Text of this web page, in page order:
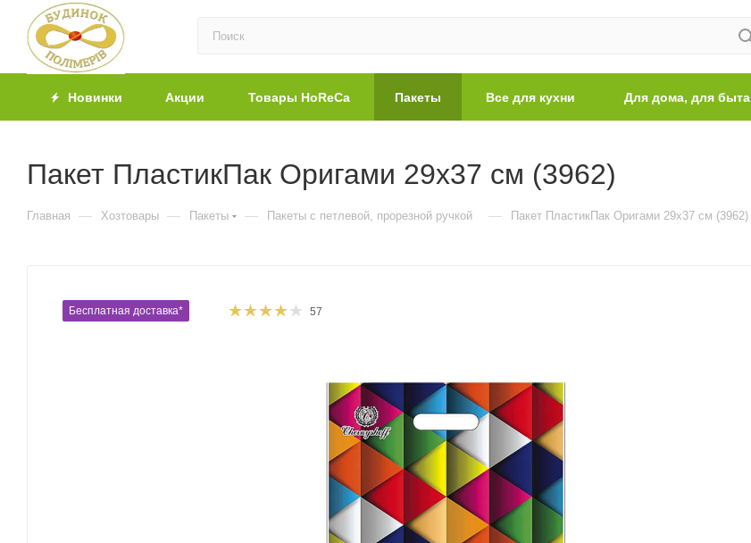
Новинки Акции Товары HoReCa Пакеты Все для кухни Для дома, для быта
Пакет ПластикПак Оригами 29х37 см (3962)
Главная — Хозтовары — Пакеты — Пакеты с петлевой, прорезной ручкой — Пакет ПластикПак Оригами 29х37 см (3962)
Бесплатная доставка* 57